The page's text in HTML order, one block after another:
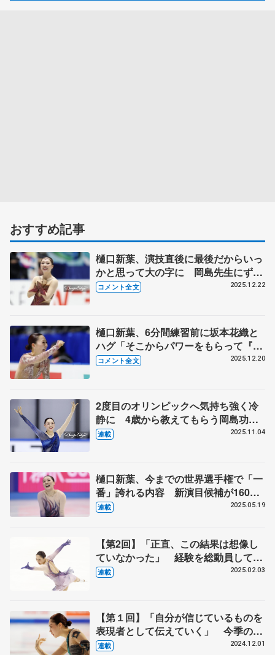
おすすめ記事
樋口新葉、演技直後に最後だからいっ
かと思って大の字に 岡島先生にずっ
と手を握られていて泣きそうになった
コメント全文 2025.12.22
樋口新葉、6分間練習前に坂本花織と
ハグ「そこからパワーをもらって『よ
し頑張るぞ！』と」【全日本フィギュ
コメント全文 2025.12.20
2度目のオリンピックへ気持ち強く冷
静に 4歳から教えてもらう岡島功治
コーチに誓う恩返し 体調整わず気を
連載 2025.11.04
樋口新葉、今までの世界選手権で「一
番」誇れる内容 新演目候補が160曲
「どう選ぼう」焦る日々 五輪へ今、
連載 2025.05.19
【第2回】「正直、この結果は想像し
ていなかった」 経験を総動員して3
年ぶりの全日本表彰台
連載 2025.02.03
【第１回】「自分が信じているものを
表現者として伝えていく」 今季のフ
リーは今の気持ちにすごく似ている
連載 2024.12.01